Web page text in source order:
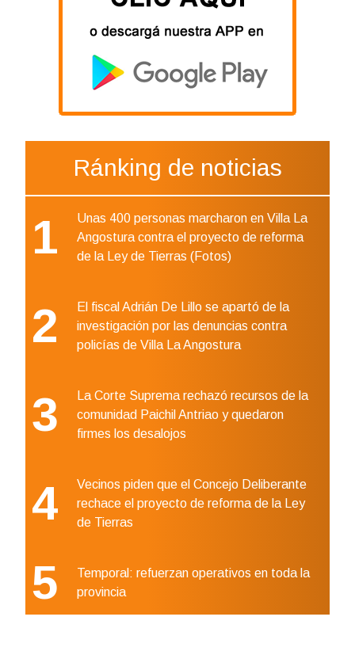
Ránking de noticias
1
Unas 400 personas marcharon en Villa La
Angostura contra el proyecto de reforma
de la Ley de Tierras (Fotos)
2
El fiscal Adrián De Lillo se apartó de la
investigación por las denuncias contra
policías de Villa La Angostura
3
La Corte Suprema rechazó recursos de la
comunidad Paichil Antriao y quedaron
firmes los desalojos
4
Vecinos piden que el Concejo Deliberante
rechace el proyecto de reforma de la Ley
de Tierras
5
Temporal: refuerzan operativos en toda la
provincia